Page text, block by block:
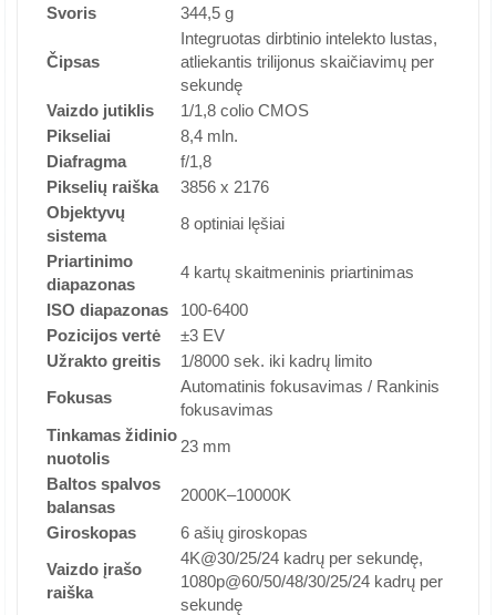
Svoris
344,5 g
Čipsas
Integruotas dirbtinio intelekto lustas,
atliekantis trilijonus skaičiavimų per
sekundę
Vaizdo jutiklis
1/1,8 colio CMOS
Pikseliai
8,4 mln.
Diafragma
f/1,8
Pikselių raiška
3856 x 2176
Objektyvų
sistema
8 optiniai lęšiai
Priartinimo
diapazonas
4 kartų skaitmeninis priartinimas
ISO diapazonas
100-6400
Pozicijos vertė
±3 EV
Užrakto greitis
1/8000 sek. iki kadrų limito
Fokusas
Automatinis fokusavimas / Rankinis
fokusavimas
Tinkamas židinio
nuotolis
23 mm
Baltos spalvos
balansas
2000K–10000K
Giroskopas
6 ašių giroskopas
Vaizdo įrašo
raiška
4K@30/25/24 kadrų per sekundę,
1080p@60/50/48/30/25/24 kadrų per
sekundę